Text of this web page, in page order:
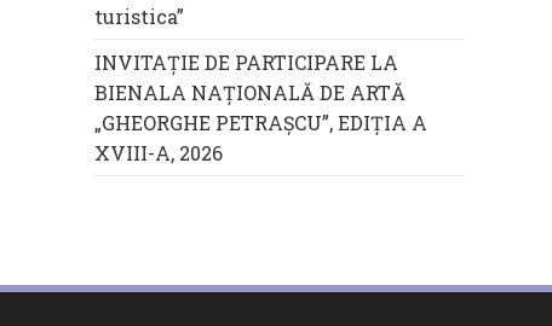
turistica”
INVITAȚIE DE PARTICIPARE LA
BIENALA NAȚIONALĂ DE ARTĂ
„GHEORGHE PETRAȘCU”, EDIŢIA A
XVIII-A, 2026